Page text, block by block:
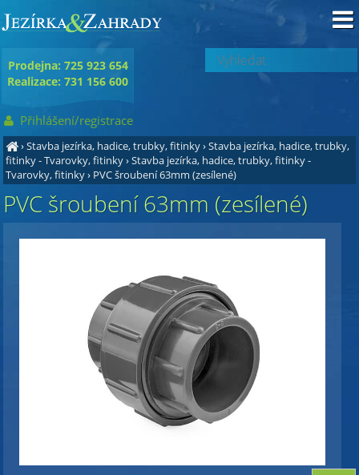
›Stavba jezírka, hadice, trubky, fitinky›Stavba jezírka, hadice, trubky,
fitinky - Tvarovky, fitinky›Stavba jezírka, hadice, trubky, fitinky -
Tvarovky, fitinky› PVC šroubení 63mm (zesílené)
PVC šroubení 63mm (zesílené)
Prodejna: 725 923 654
Realizace: 731 156 600
Přihlášení/registrace